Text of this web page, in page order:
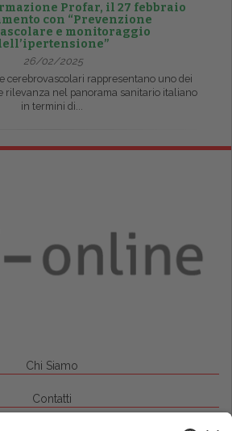
Profar, il 27 febbraio
con “Prevenzione
e monitoraggio
26/02/2025
cerebrovascolari rappresentano uno dei
rilevanza nel panorama sanitario italiano
in termini di...
Chi Siamo
Contatti